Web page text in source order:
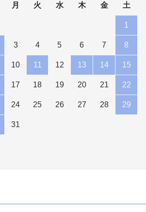
月 火 水 木 金 土
1
3 4 5 6 7 8
10 11 12 13 14 15
17 18 19 20 21 22
24 25 26 27 28 29
31